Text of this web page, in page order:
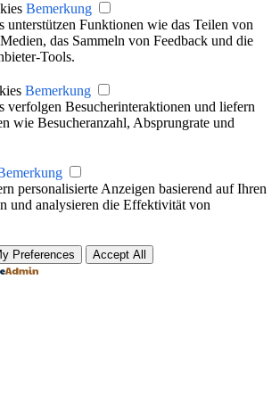
Bemerkung
unterstützen Funktionen wie das Teilen von
das Sammeln von Feedback und die
Tools.
Bemerkung
verfolgen Besucherinteraktionen und liefern
wie Besucheranzahl, Absprungrate und
personalisierte Anzeigen basierend auf Ihren
und analysieren die Effektivität von
Preferences Accept All